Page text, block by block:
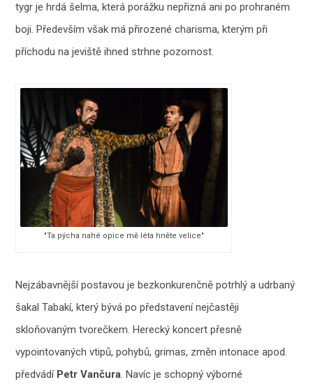
tygr je hrdá šelma, která porážku nepřizná ani po prohraném
boji. Především však má přirozené charisma, kterým při
příchodu na jeviště ihned strhne pozornost.
"Ta pýcha nahé opice mě léta hněte velice"
Nejzábavnější postavou je bezkonkurenčně potrhlý a udrbaný
šakal Tabakí, který bývá po představení nejčastěji
skloňovaným tvorečkem. Herecký koncert přesně
vypointovaných vtipů, pohybů, grimas, změn intonace apod.
předvádíPetr Vančura. Navíc je schopný výborné